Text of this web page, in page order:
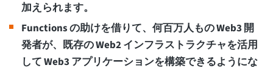
加えられます。
Functions の助けを借りて、何百万人もの Web3 開
発者が、既存の Web2 インフラストラクチャを活用
して Web3 アプリケーションを構築できるようにな